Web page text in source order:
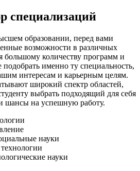
специализаций
образовании, перед вами
возможности в различных
большому количеству программ и
именно ту специальность,
интересам и карьерным целям.
широкий спектр областей,
выбрать подходящий для себя
шансы на успешную работу.
науки
науки